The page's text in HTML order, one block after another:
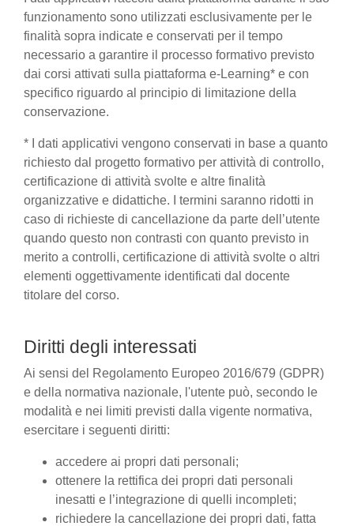
funzionamento sono utilizzati esclusivamente per le
finalità sopra indicate e conservati per il tempo
necessario a garantire il processo formativo previsto
dai corsi attivati sulla piattaforma e-Learning* e con
specifico riguardo al principio di limitazione della
conservazione.
* I dati applicativi vengono conservati in base a quanto
richiesto dal progetto formativo per attività di controllo,
certificazione di attività svolte e altre finalità
organizzative e didattiche. I termini saranno ridotti in
caso di richieste di cancellazione da parte dell’utente
quando questo non contrasti con quanto previsto in
merito a controlli, certificazione di attività svolte o altri
elementi oggettivamente identificati dal docente
titolare del corso.
Diritti degli interessati
Ai sensi del Regolamento Europeo 2016/679 (GDPR)
e della normativa nazionale, l'utente può, secondo le
modalità e nei limiti previsti dalla vigente normativa,
esercitare i seguenti diritti:
accedere ai propri dati personali;
ottenere la rettifica dei propri dati personali
inesatti e l’integrazione di quelli incompleti;
richiedere la cancellazione dei propri dati, fatta